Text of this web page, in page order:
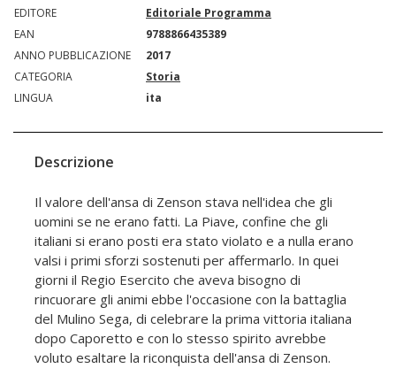
EDITORE
Editoriale Programma
EAN
9788866435389
ANNO PUBBLICAZIONE
2017
CATEGORIA
Storia
LINGUA
ita
Descrizione
Il valore dell'ansa di Zenson stava nell'idea che gli
uomini se ne erano fatti. La Piave, confine che gli
italiani si erano posti era stato violato e a nulla erano
valsi i primi sforzi sostenuti per affermarlo. In quei
giorni il Regio Esercito che aveva bisogno di
rincuorare gli animi ebbe l'occasione con la battaglia
del Mulino Sega, di celebrare la prima vittoria italiana
dopo Caporetto e con lo stesso spirito avrebbe
voluto esaltare la riconquista dell'ansa di Zenson.